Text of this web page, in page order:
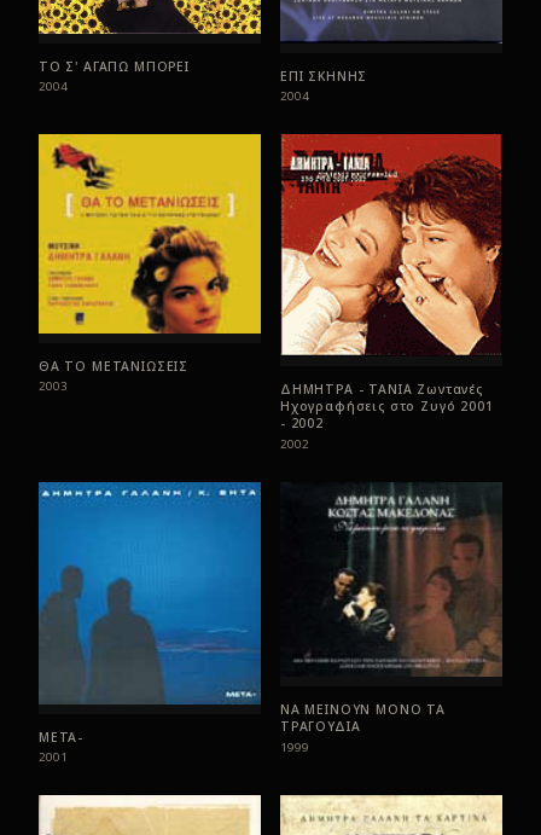
ΤΟ Σ' ΑΓΑΠΩ ΜΠΟΡΕΙ
2004
ΕΠΙ ΣΚΗΝΗΣ
2004
ΘΑ ΤΟ ΜΕΤΑΝΙΩΣΕΙΣ
2003
ΔΗΜΗΤΡΑ - ΤΑΝΙΑ Ζωντανές
Ηχογραφήσεις στο Ζυγό 2001
- 2002
2002
ΜΕΤΑ-
2001
ΝΑ ΜΕΙΝΟΥΝ ΜΟΝΟ ΤΑ
ΤΡΑΓΟΥΔΙΑ
1999